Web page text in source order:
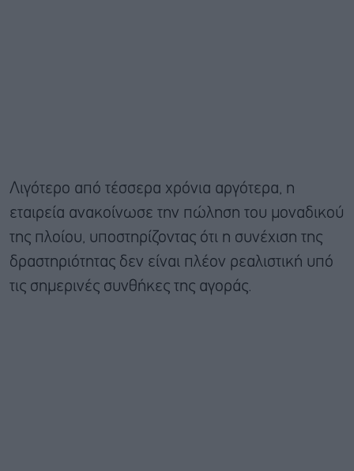
Λιγότερο από τέσσερα χρόνια αργότερα, η
εταιρεία ανακοίνωσε την πώληση του μοναδικού
της πλοίου, υποστηρίζοντας ότι η συνέχιση της
δραστηριότητας δεν είναι πλέον ρεαλιστική υπό
τις σημερινές συνθήκες της αγοράς.